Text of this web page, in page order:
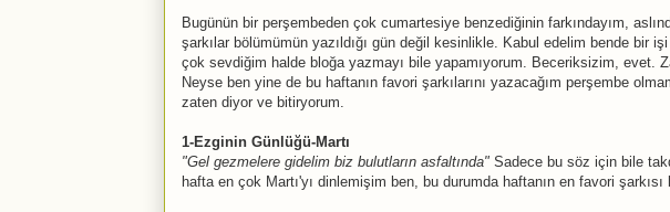
Bugünün bir perşembeden çok cumartesiye benzediğinin farkındayım,
şarkılar bölümümün yazıldığı gün değil kesinlikle. Kabul edelim bende bir
çok sevdiğim halde bloğa yazmayı bile yapamıyorum. Beceriksizim, evet.
Neyse ben yine de bu haftanın favori şarkılarını yazacağım perşembe
zaten diyor ve bitiryorum.
1-Ezginin Günlüğü-Martı
"Gel gezmelere gidelim biz bulutların asfaltında" Sadece bu söz için bile
hafta en çok Martı'yı dinlemişim ben, bu durumda haftanın en favori şarkısı